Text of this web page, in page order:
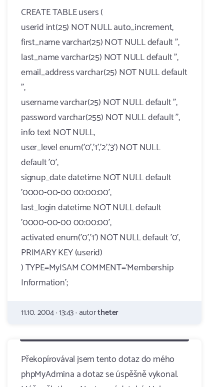
CREATE TABLE users (
userid int(25) NOT NULL auto_increment,
first_name varchar(25) NOT NULL default '',
last_name varchar(25) NOT NULL default '',
email_address varchar(25) NOT NULL default
'',
username varchar(25) NOT NULL default '',
password varchar(255) NOT NULL default '',
info text NOT NULL,
user_level enum('0','1','2','3') NOT NULL
default '0',
signup_date datetime NOT NULL default
'0000-00-00 00:00:00',
last_login datetime NOT NULL default
'0000-00-00 00:00:00',
activated enum('0','1') NOT NULL default '0',
PRIMARY KEY (userid)
) TYPE=MyISAM COMMENT='Membership
Information';
11.10. 2004 · 13:43 · autortheter
Překopírovával jsem tento dotaz do mého
phpMyAdmina a dotaz se úspěšně vykonal.